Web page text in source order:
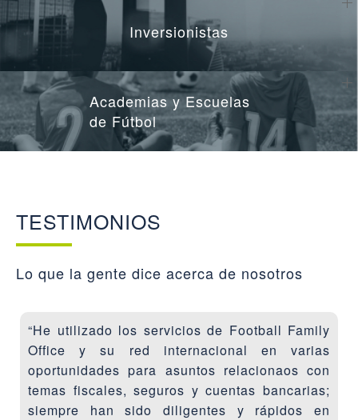
Inversionistas
Academias y Escuelas
de Fútbol
TESTIMONIOS
Lo que la gente dice acerca de nosotros
“He utilizado los servicios de Football Family
Office y su red internacional en varias
oportunidades para asuntos relacionaos con
temas fiscales, seguros y cuentas bancarias;
siempre han sido diligentes y rápidos en